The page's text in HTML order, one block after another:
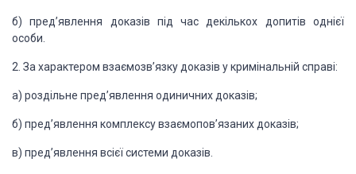
б) пред’явлення доказів під час декількох допитів однієї
особи.
2. За характером взаємозв’язку доказів у кримінальній справі:
а) роздільне пред’явлення одиничних доказів;
б) пред’явлення комплексувзаємопов’язаних доказів;
в) пред’явлення всієї системи доказів.